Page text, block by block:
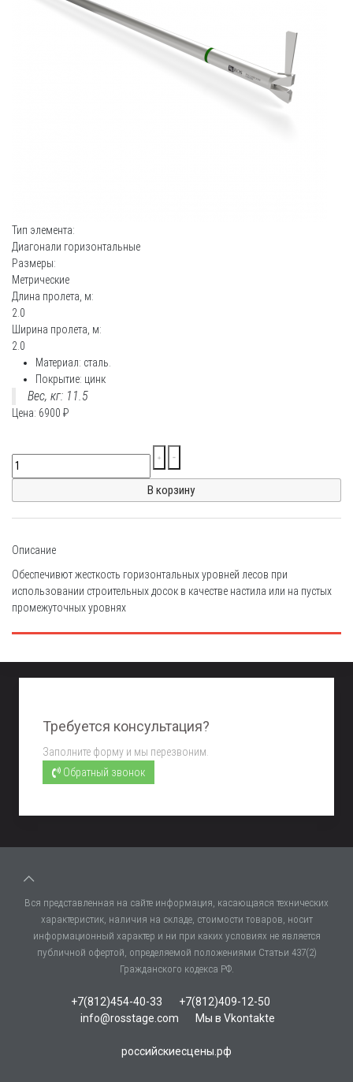
Тип элемента:
Диагонали горизонтальные
Размеры:
Метрические
Длина пролета, м:
2.0
Ширина пролета, м:
2.0
Материал: сталь.
Покрытие: цинк
Вес, кг: 11.5
Цена: 6900 ₽
Описание
Обеспечивют жесткость горизонтальных уровней лесов при
использовании строительных досок в качестве настила или на пустых
промежуточных уровнях
Требуется консультация?
Заполните форму и мы перезвоним.
Обратный звонок
Вся представленная на сайте информация, касающаяся технических
характеристик, наличия на складе, стоимости товаров, носит
информационный характер и ни при каких условиях не является
публичной офертой, определяемой положениями Статьи 437(2)
Гражданского кодекса РФ.
+7(812)454-40-33
+7(812)409-12-50
info@rosstage.com
Мы в Vkontakte
российскиесцены.рф